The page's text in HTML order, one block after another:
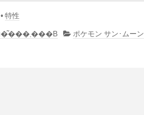
• 特性
�R�����g�͂���܂���B ポケモン サン･ムーン